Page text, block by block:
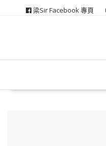
梁Sir Facebook 專頁